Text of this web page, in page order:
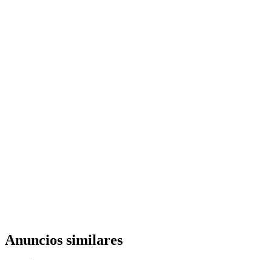
Anuncios similares